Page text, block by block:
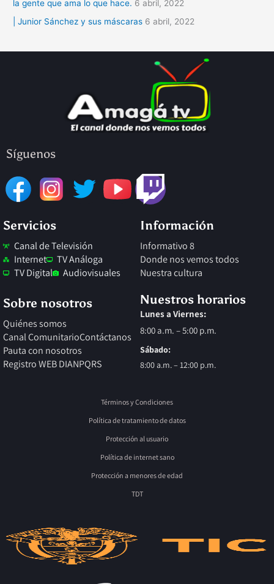
la gente que ama lo que hace. 6 abril, 2022
| Junior Sánchez y sus máscaras 6 abril, 2022
Síguenos
Twitch
Servicios
Canal de Televisión
Internet
TV Análoga
TV Digital
Audiovisuales
Información
Informativo 8
Donde nos vemos todos
Nuestra cultura
Sobre nosotros
Quiénes somos
Canal ComunitarioContáctanos
Pauta con nosotros
Registro WEB DIANPQRS
Nuestros horarios
Lunes a Viernes:
8:00 a.m. – 5:00 p.m.
Sábado:
8:00 a.m. – 12:00 p.m.
Términos y Condiciones
Política de tratamiento de datos
Protección al usuario
Política de internet sano
Protección a menores de edad
TDT